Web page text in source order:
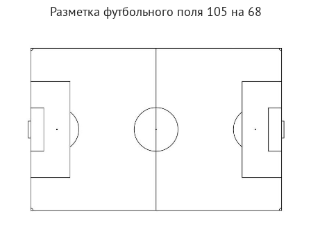
Разметка футбольного поля 105 на 68